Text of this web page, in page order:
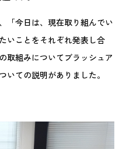
「今日は、現在取り組んでい
いことをそれぞれ発表し合
取組みについてブラッシュア
いての説明がありました。